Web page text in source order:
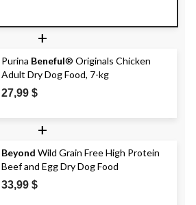
+
Purina Beneful® Originals Chicken
Adult Dry Dog Food, 7-kg
27,99 $
+
Beyond Wild Grain Free High Protein
Beef and Egg Dry Dog Food
33,99 $